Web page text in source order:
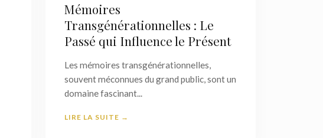
Mémoires
Transgénérationnelles : Le
Passé qui Influence le Présent
Les mémoires transgénérationnelles,
souvent méconnues du grand public, sont un
domaine fascinant...
LIRE LA SUITE →